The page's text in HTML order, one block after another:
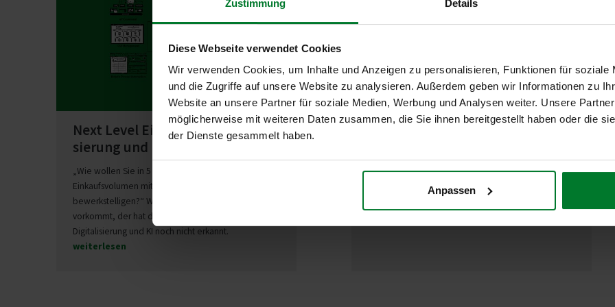
Zustimmung Details
Diese Webseite verwendet Cookies
Wir verwenden Cookies, um Inhalte und Anzeigen zu personalisieren, Funktionen für soziale
und die Zugriffe auf unsere Website zu analysieren. Außerdem geben wir Informationen zu
Website an unsere Partner für soziale Medien, Werbung und Analysen weiter. Unsere
möglicherweise mit weiteren Daten zusammen, die Sie ihnen bereitgestellt haben oder die
der Dienste gesammelt haben.
Anpassen
Next Level Einkauf mit Digi­ta­li­
sierung und KI
„Wie wollen Sie in 5 Jahren das doppelte
Einkaufsvolumen mit der Hälfte der Einkäufer
bewerkstelligen?“ Wem diese Frage komisch
vorkommt, der hat die Zeichen der Zeit bzgl.
Digitalisierung und KI noch nicht erkannt.
weiterlesen
Neues im Einkauf
bei Ihnen aktuell angefragt werden und welche Sie
als wichtig ansehen. Hierbei sind "alte" Themen wie
Transformation, Change, Coaching und Cost Down,
aber auch neue wie CustomGPTs in Verbindung mit
RPA-Bots.weiterlesen